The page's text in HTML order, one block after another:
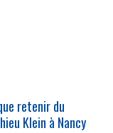
retenir du
Klein à Nancy